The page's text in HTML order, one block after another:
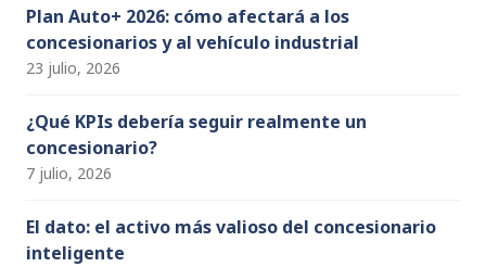
h
a
n
Plan Auto+ 2026: cómo afectará a los
concesionarios y al vehículo industrial
23 julio, 2026
¿Qué KPIs debería seguir realmente un
concesionario?
7 julio, 2026
El dato: el activo más valioso del concesionario
inteligente